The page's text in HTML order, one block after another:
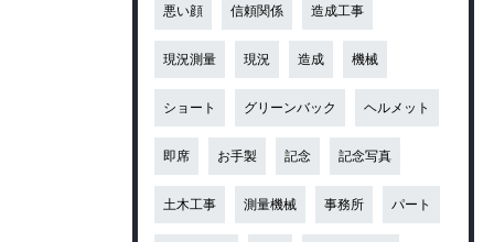
悪い顔 信頼関係 造成工事
現況測量 現況 造成 機械
ショート グリーンバック ヘルメット
即席 お手製 記念 記念写真
土木工事 測量機械 事務所 パート